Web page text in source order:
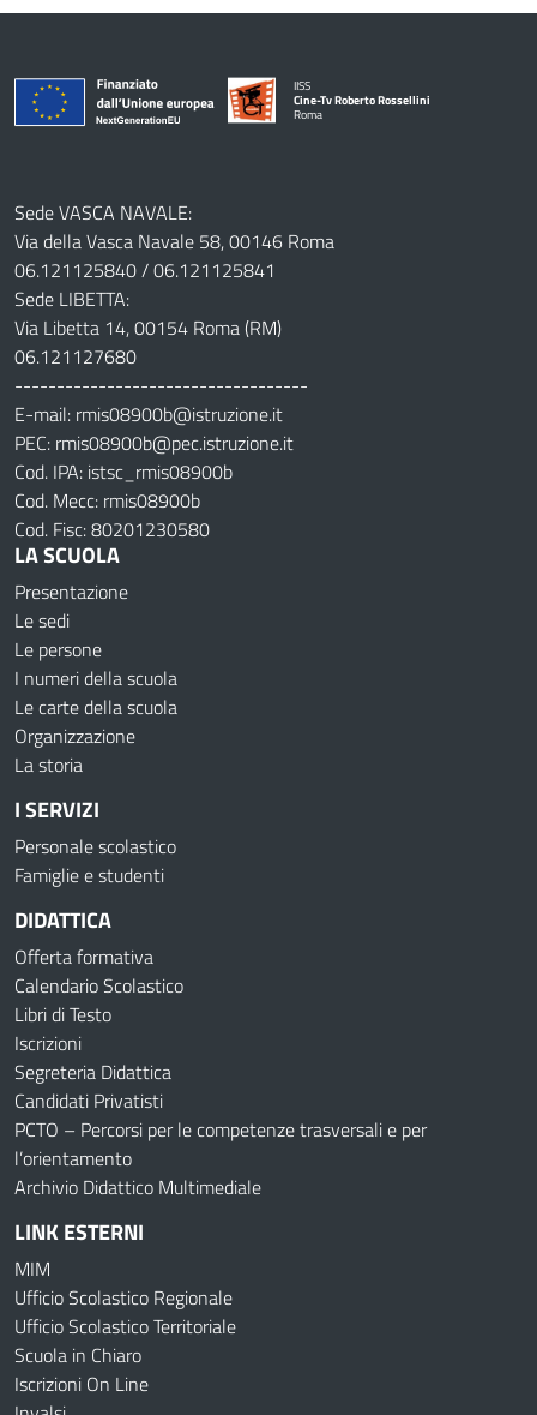
IISS
Cine-Tv Roberto Rossellini
Roma
Sede VASCA NAVALE:
Via della Vasca Navale 58, 00146 Roma
06.121125840 / 06.121125841
Sede LIBETTA:
Via Libetta 14, 00154 Roma (RM)
06.121127680
-----------------------------------
E-mail: rmis08900b@istruzione.it
PEC: rmis08900b@pec.istruzione.it
Cod. IPA: istsc_rmis08900b
Cod. Mecc: rmis08900b
Cod. Fisc: 80201230580
LA SCUOLA
Presentazione
Le sedi
Le persone
I numeri della scuola
Le carte della scuola
Organizzazione
La storia
I SERVIZI
Personale scolastico
Famiglie e studenti
DIDATTICA
Offerta formativa
Calendario Scolastico
Libri di Testo
Iscrizioni
Segreteria Didattica
Candidati Privatisti
PCTO – Percorsi per le competenze trasversali e per
l’orientamento
Archivio Didattico Multimediale
LINK ESTERNI
MIM
Ufficio Scolastico Regionale
Ufficio Scolastico Territoriale
Scuola in Chiaro
Iscrizioni On Line